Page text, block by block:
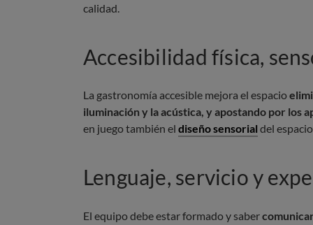
calidad.
Accesibilidad física,
La gastronomía accesible mejora el espacio
iluminación y la acústica, y apostando por los
en juego también el diseño sensorial del
Lenguaje, servicio y
El equipo debe estar formado y saber